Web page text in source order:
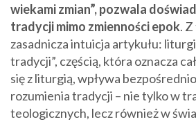
wiekami zmian”, pozwala
tradycji mimo zmienności epok.
zasadnicza intuicja artykułu:
tradycji”, częścią, która oznacza
się z liturgią, wpływa
rozumienia tradycji – nie tylko w
teologicznych, lecz również w